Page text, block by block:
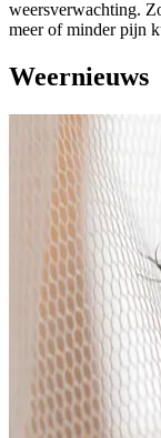
weersverwachting.
meer of minder pijn
Weernieuws